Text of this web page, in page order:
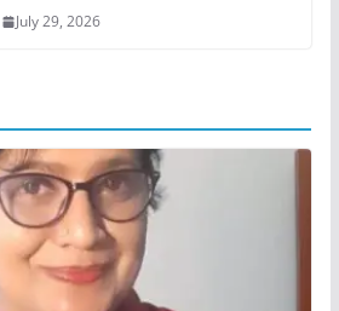
July 29, 2026